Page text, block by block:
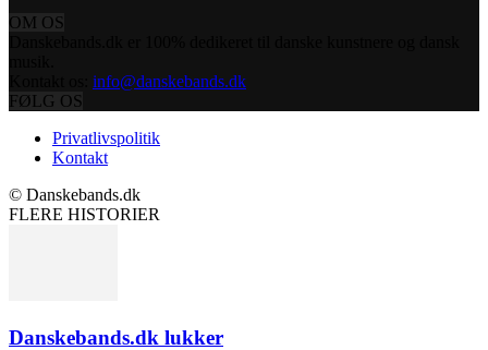
OM OS
info@danskebands.dk
FØLG OS
Privatlivspolitik
Kontakt
© Danskebands.dk
FLERE HISTORIER
Danskebands.dk lukker